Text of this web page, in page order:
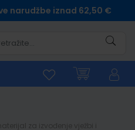
narudžbe iznad 62,50 €